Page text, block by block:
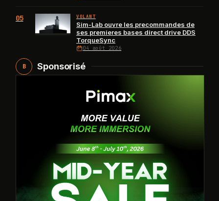
05 VOLANT
Sim-Lab ouvre les precommandes de
ses premieres bases direct drive DDS
TorqueSync
04 août 2026
B Sponsorisé